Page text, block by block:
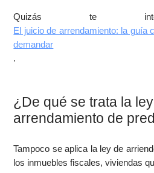
Quizás te
El juicio de arrendamiento: la guía
demandar
.
¿De qué se trata la
arrendamiento de
Tampoco se aplica la ley de
los inmuebles fiscales, viviendas